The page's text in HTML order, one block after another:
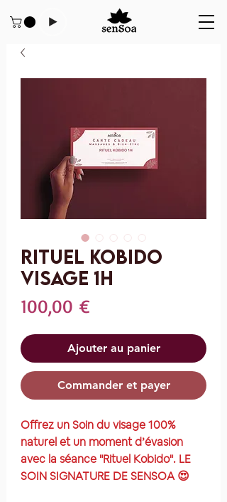
Rituel Kobido
Visage 1h
100,00 €
Ajouter au panier
Commander et payer
Offrez un Soin du visage 100%
naturel et un moment d’évasion
avec la séance "Rituel Kobido". LE
SOIN SIGNATURE DE SENSOA 😍